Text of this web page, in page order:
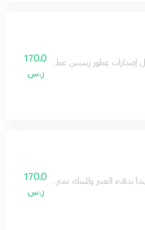
إصدارات عطور رسيس عطور النيش الفاخرة
170.0
ر.س
بدفء العنبر والمسك تمتزج معه نوتات
170.0
ر.س